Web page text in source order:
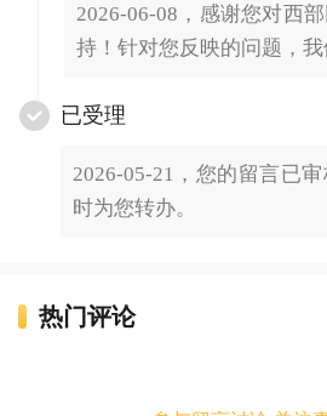
2026-06-08，感谢您对西
持！针对您反映的问题，我
已受理
2026-05-21，您的留言已
时为您转办。
热门评论